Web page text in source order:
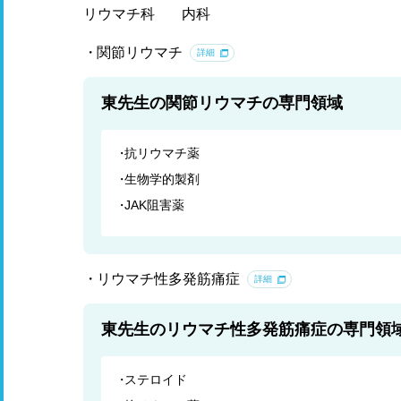
リウマチ科 内科
関節リウマチ 詳細
東先生の関節リウマチの専門領域
抗リウマチ薬
生物学的製剤
JAK阻害薬
リウマチ性多発筋痛症 詳細
東先生のリウマチ性多発筋痛症の専門領
ステロイド